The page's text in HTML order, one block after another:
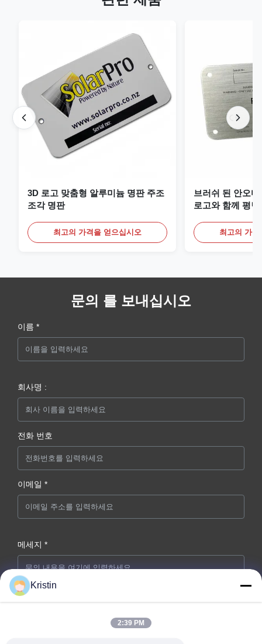
3D 로고 맞춤형 알루미늄 명판 주조
조각 명판
최고의 가격을 얻으십시오
브러쉬 된 안오
로고와 함께 평
최고의 가
문의 를 보내십시오
이름 *
회사명 :
전화 번호
이메일 *
메세지 *
Kristin
2:39 PM